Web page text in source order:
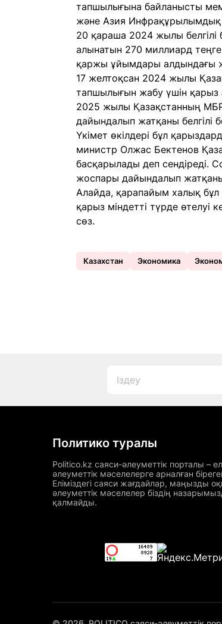
тапшылығына байланысты
және Азия Инфрақұрылымдық
20 қараша 2024 жылы белгілі
алынатын 270 миллиард
қаржы ұйымдары алдындағы
17 желтоқсан 2024 жылы
тапшылығын жабу үшін
2025 жылы Қазақстанның
дайындалып жатқаны белгілі
Үкімет өкілдері бұл
министр Олжас Бектенов
басқарылады деп сендіреді.
жоспары дайындалып
Алайда, қарапайым халық
қарыз міндетті түрде
сөз.
Казахстан Экономика
Политико туралы
Politico.kz саяси-әлеуметтік порталы –
әлеуметтік мәселелерге арналған
Еліміздегі саяси жағдайлар, маңызды
әлеуметтік мәселелер біздің
қалмайды.